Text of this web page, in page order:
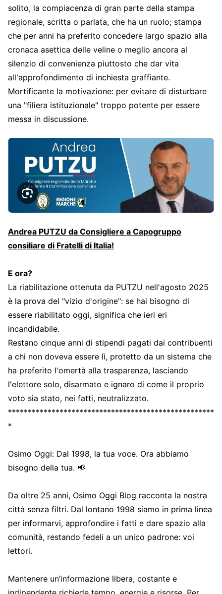
solito, la compiacenza di gran parte della stampa
regionale, scritta o parlata, che ha un ruolo; stampa
che per anni ha preferito concedere largo spazio alla
cronaca asettica delle veline o meglio ancora al
silenzio di convenienza piuttosto che dar vita
all'approfondimento di inchiesta graffiante.
Mortificante la motivazione: per evitare di disturbare
una "filiera istituzionale" troppo potente per essere
messa in discussione.
Andrea PUTZU da Consigliere a Capogruppo
consiliare di Fratelli di Italia!
E ora?
La riabilitazione ottenuta da PUTZU nell'agosto 2025
è la prova del "vizio d'origine": se hai bisogno di
essere riabilitato oggi, significa che ieri eri
incandidabile.
Restano cinque anni di stipendi pagati dai contribuenti
a chi non doveva essere lì, protetto da un sistema che
ha preferito l'omertà alla trasparenza, lasciando
l'elettore solo, disarmato e ignaro di come il proprio
voto sia stato, nei fatti, neutralizzato.
****************************************************
*
Osimo Oggi: Dal 1998, la tua voce. Ora abbiamo
bisogno della tua. 📢
Da oltre 25 anni, Osimo Oggi Blog racconta la nostra
città senza filtri. Dal lontano 1998 siamo in prima linea
per informarvi, approfondire i fatti e dare spazio alla
comunità, restando fedeli a un unico padrone: voi
lettori.
Mantenere un’informazione libera, costante e